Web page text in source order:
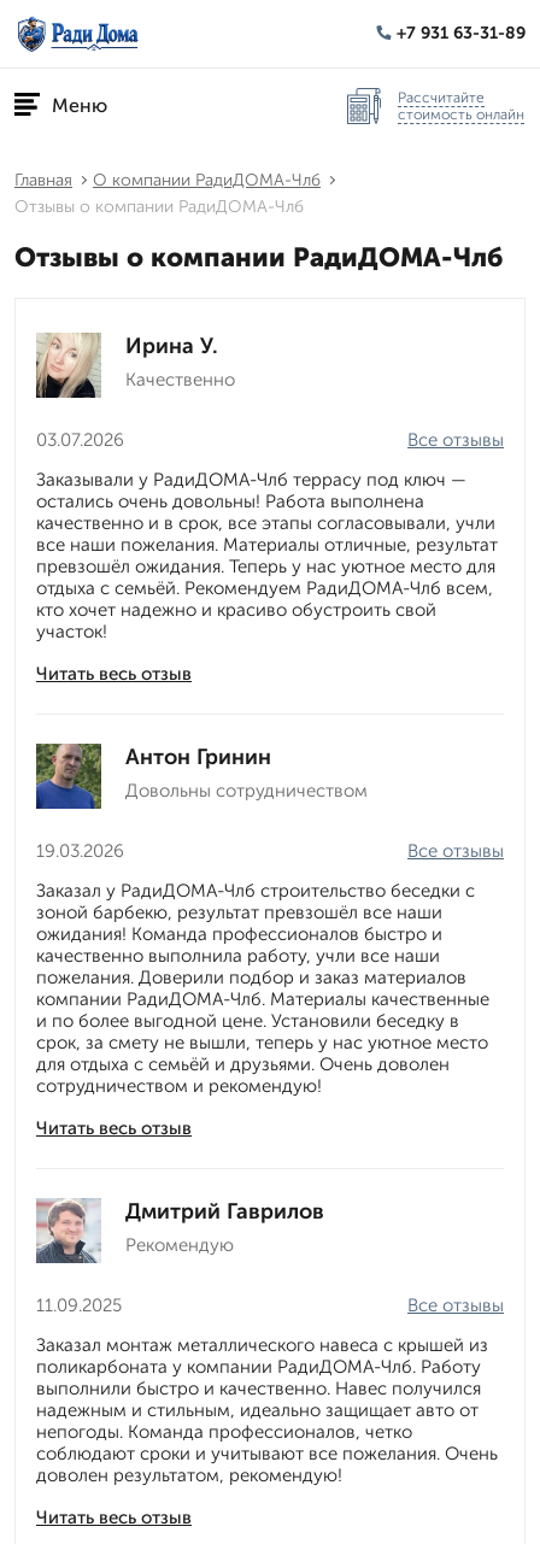
+7 931 63-31-89
Меню
Рассчитайте
стоимость онлайн
Главная
О компании РадиДОМА-Члб
Отзывы о компании РадиДОМА-Члб
Отзывы о компании РадиДОМА-Члб
Ирина У.
Качественно
03.07.2026
Читать весь отзыв
Все отзывы
Заказывали у РадиДОМА-Члб террасу под ключ —
остались очень довольны! Работа выполнена
качественно и в срок, все этапы согласовывали, учли
все наши пожелания. Материалы отличные, результат
превзошёл ожидания. Теперь у нас уютное место для
отдыха с семьёй. Рекомендуем РадиДОМА-Члб всем,
кто хочет надежно и красиво обустроить свой
участок!
Антон Гринин
Довольны сотрудничеством
19.03.2026
Читать весь отзыв
Все отзывы
Заказал у РадиДОМА-Члб строительство беседки с
зоной барбекю, результат превзошёл все наши
ожидания! Команда профессионалов быстро и
качественно выполнила работу, учли все наши
пожелания. Доверили подбор и заказ материалов
компании РадиДОМА-Члб. Материалы качественные
и по более выгодной цене. Установили беседку в
срок, за смету не вышли, теперь у нас уютное место
для отдыха с семьёй и друзьями. Очень доволен
сотрудничеством и рекомендую!
Дмитрий Гаврилов
Рекомендую
11.09.2025
Читать весь отзыв
Все отзывы
Заказал монтаж металлического навеса с крышей из
поликарбоната у компании РадиДОМА-Члб. Работу
выполнили быстро и качественно. Навес получился
надежным и стильным, идеально защищает авто от
непогоды. Команда профессионалов, четко
соблюдают сроки и учитывают все пожелания. Очень
доволен результатом, рекомендую!